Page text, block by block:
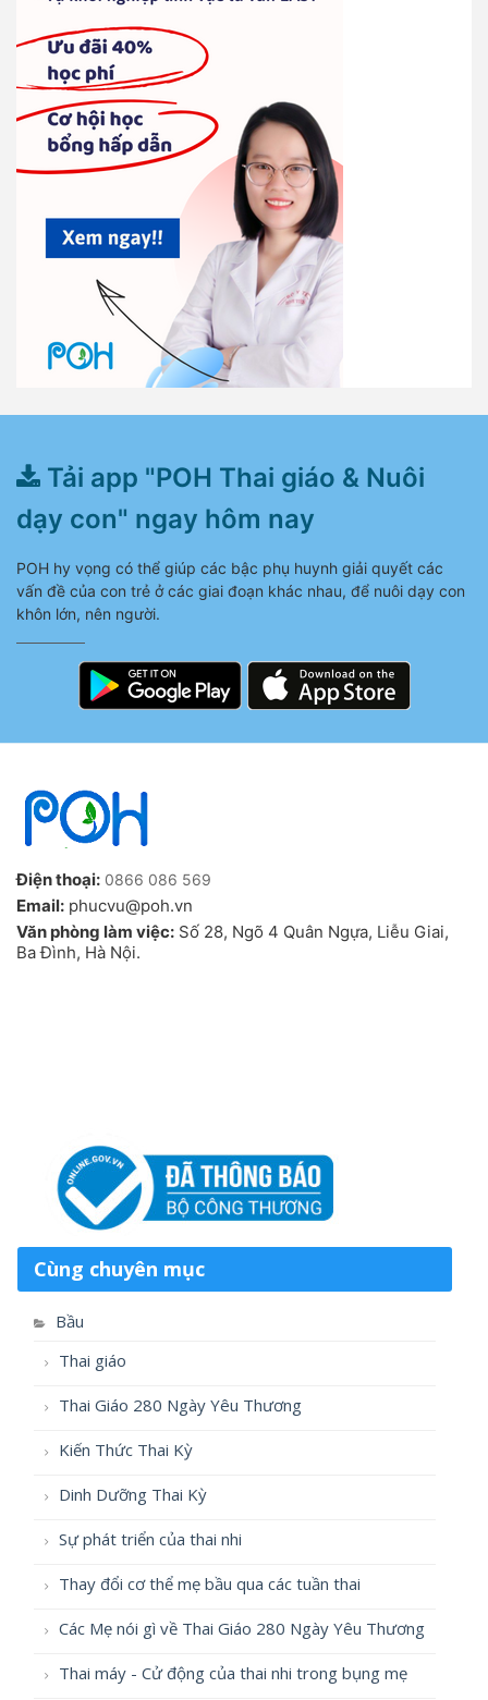
Tải app "POH Thai giáo & Nuôi
dạy con" ngay hôm nay
POH hy vọng có thể giúp các bậc phụ huynh giải quyết các
vấn đề của con trẻ ở các giai đoạn khác nhau, để nuôi dạy con
khôn lớn, nên người.
Điện thoại: 0866 086 569
Email: phucvu@poh.vn
Văn phòng làm việc: Số 28, Ngõ 4 Quân Ngựa, Liễu Giai,
Ba Đình, Hà Nội.
Cùng chuyên mục
Bầu
Thai giáo
Thai Giáo 280 Ngày Yêu Thương
Kiến Thức Thai Kỳ
Dinh Dưỡng Thai Kỳ
Sự phát triển của thai nhi
Thay đổi cơ thể mẹ bầu qua các tuần thai
Các Mẹ nói gì về Thai Giáo 280 Ngày Yêu Thương
Thai máy - Cử động của thai nhi trong bụng mẹ